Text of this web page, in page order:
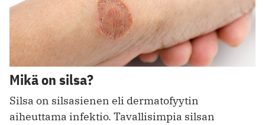
Mikä on silsa?
Silsa on silsasienen eli dermatofyytin
aiheuttama infektio. Tavallisimpia silsan